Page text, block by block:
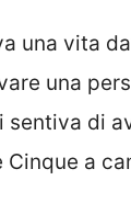
una vita
una
di
Cinque a